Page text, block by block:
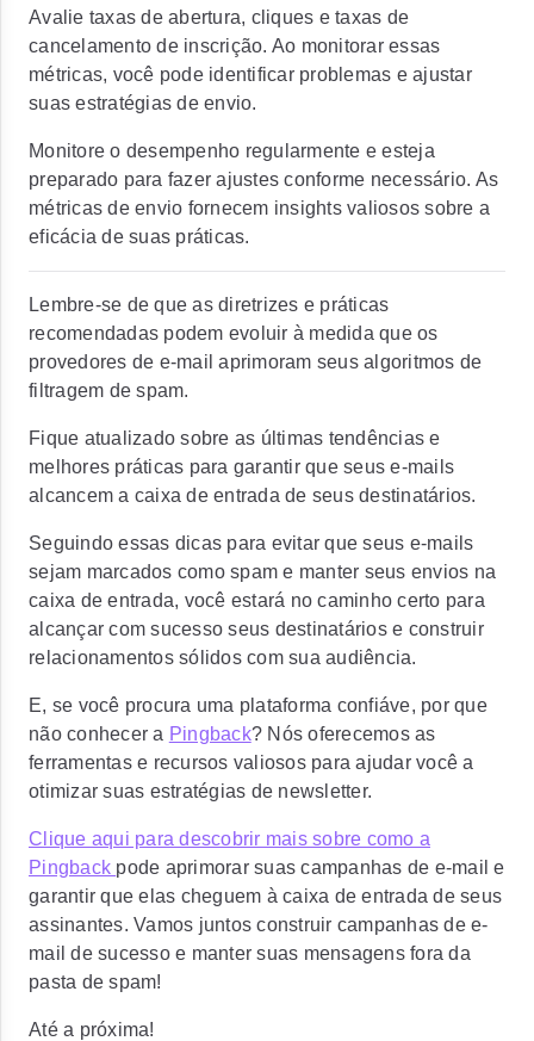
Avalie taxas de abertura, cliques e taxas de
cancelamento de inscrição. Ao monitorar essas
métricas, você pode identificar problemas e ajustar
suas estratégias de envio.
Monitore o desempenho regularmente e esteja
preparado para fazer ajustes conforme necessário. As
métricas de envio fornecem insights valiosos sobre a
eficácia de suas práticas.
Lembre-se de que as diretrizes e práticas
recomendadas podem evoluir à medida que os
provedores de e-mail aprimoram seus algoritmos de
filtragem de spam.
Fique atualizado sobre as últimas tendências e
melhores práticas para garantir que seus e-mails
alcancem a caixa de entrada de seus destinatários.
Seguindo essas dicas para evitar que seus e-mails
sejam marcados como spam e manter seus envios na
caixa de entrada, você estará no caminho certo para
alcançar com sucesso seus destinatários e construir
relacionamentos sólidos com sua audiência.
E, se você procura uma plataforma confiáve, por que
não conhecer a Pingback? Nós oferecemos as
ferramentas e recursos valiosos para ajudar você a
otimizar suas estratégias de newsletter.
Clique aqui para descobrir mais sobre como a
Pingback pode aprimorar suas campanhas de e-mail e
garantir que elas cheguem à caixa de entrada de seus
assinantes. Vamos juntos construir campanhas de e-
mail de sucesso e manter suas mensagens fora da
pasta de spam!
Até a próxima!